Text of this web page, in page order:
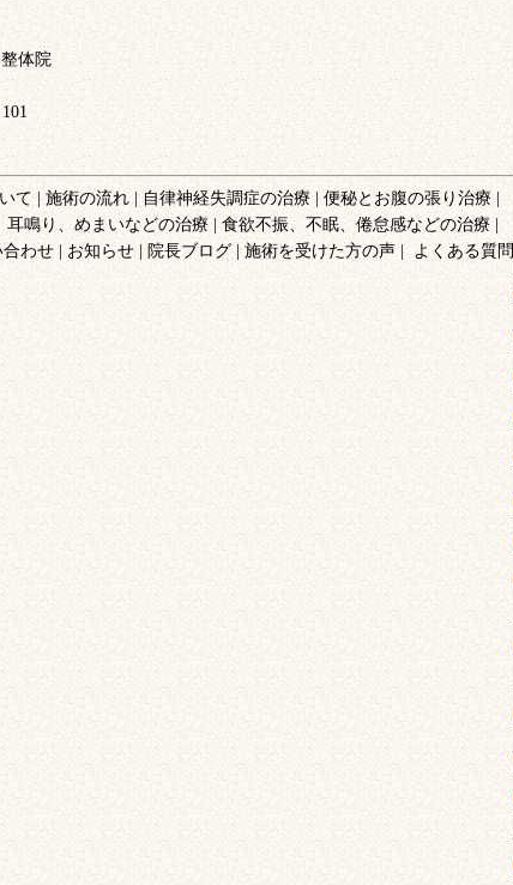
て 施術の流れ 自律神経失調症の治療
便秘とお腹の張り治療
耳鳴り、めまいなどの治療
食欲不振、不眠、倦怠感などの治療
合わせ お知らせ 院長ブログ 施術を受けた方の声
よくある質問